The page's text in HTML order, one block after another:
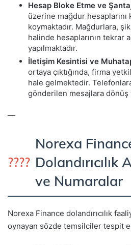
Hesap Bloke Etme ve
üzerine mağdur
koymaktadır. Mağdurlara,
halinde hesaplarının tekrar
yapılmaktadır.
İletişim Kesintisi ve
ortaya çıktığında, firma
hale gelmektedir.
gönderilen mesajlara dönüş
—
????
Norexa
Dolandırıcılık
ve Numaralar
Norexa Finance dolandırıcılık
oynayan sözde temsilciler tespit